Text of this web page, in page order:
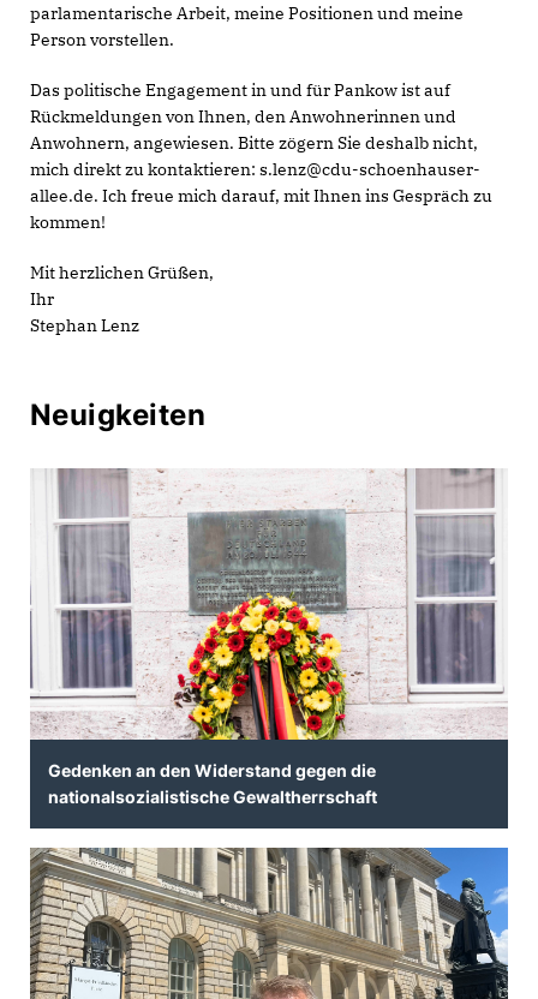
parlamentarische Arbeit, meine Positionen und meine
Person vorstellen.
Das politische Engagement in und für Pankow ist auf
Rückmeldungen von Ihnen, den Anwohnerinnen und
Anwohnern, angewiesen. Bitte zögern Sie deshalb nicht,
mich direkt zu kontaktieren: s.lenz@cdu-schoenhauser-
allee.de. Ich freue mich darauf, mit Ihnen ins Gespräch zu
kommen!
Mit herzlichen Grüßen,
Ihr
Stephan Lenz
Neuigkeiten
Gedenken an den Widerstand gegen die
nationalsozialistische Gewaltherrschaft